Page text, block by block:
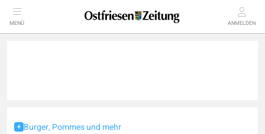
MENÜ ANMELDEN
Burger, Pommes und mehr